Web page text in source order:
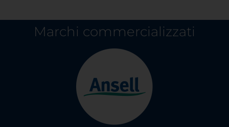
Marchi commercializzati